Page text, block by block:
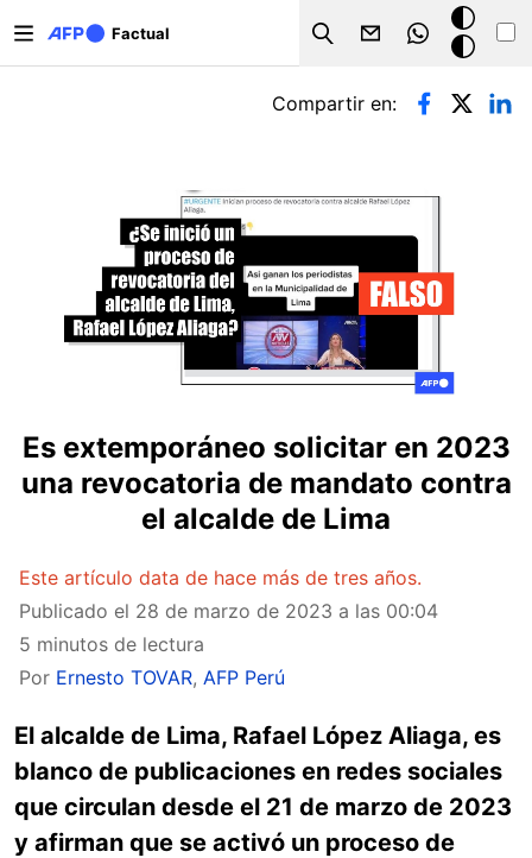
Factual
Search
Modo
oscuro
Solapas principales
Compartir en:
Es extemporáneo solicitar en 2023
una revocatoria de mandato contra
el alcalde de Lima
Este artículo data de hace más de tres años.
Publicado el 28 de marzo de 2023 a las 00:04
5 minutos de lectura
Por Ernesto TOVAR, AFP Perú
El alcalde de Lima, Rafael López Aliaga, es
blanco de publicaciones en redes sociales
que circulan desde el 21 de marzo de 2023
y afirman que se activó un proceso de